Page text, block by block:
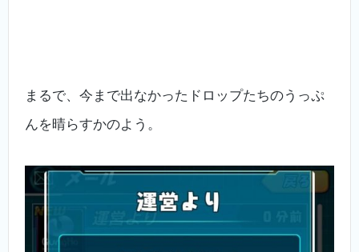
まるで、今まで出なかったドロップたちのうっぷ
んを晴らすかのよう。